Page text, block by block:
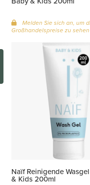
Melden Sie sich an, um
Großhandelspreise zu sehen
Naïf Reinigende
& Kids 200ml